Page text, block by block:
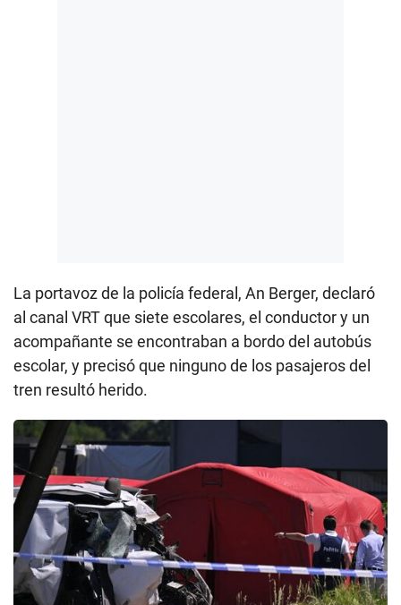
La portavoz de la policía federal, An Berger, declaró
al canal VRT que siete escolares, el conductor y un
acompañante se encontraban a bordo del autobús
escolar, y precisó que ninguno de los pasajeros del
tren resultó herido.